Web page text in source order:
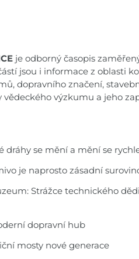
je odborný časopis
jsou i informace z oblasti
dopravního značení,
výzkumu a jeho
dráhy se mění a mění se
je naprosto zásadní
Strážce technického
dopravní hub
mosty nové generace